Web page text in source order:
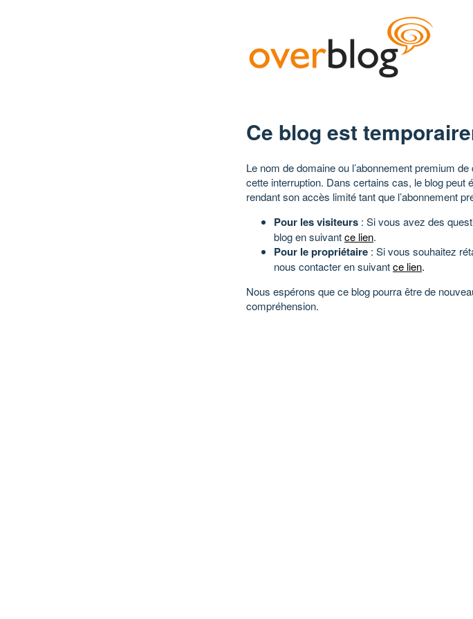
Ce blog est
Le nom de domaine ou l’abonnement premium
cette interruption. Dans certains cas, le blog peut
rendant son accès limité tant que l’abonnement
Pour les visiteurs : Si vous avez des
blog en suivantce lien.
Pour le propriétaire : Si vous souhaitez
nous contacter en suivantce lien.
Nous espérons que ce blog pourra être de
compréhension.